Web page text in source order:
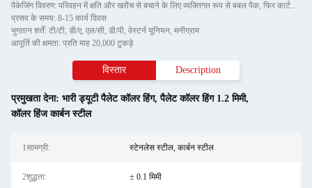
पैकेजिंग विवरण: परिवहन में क्षति और खरोंच से बचाने के लिए व्यक्तिगत रूप से बबल पैक, फिर कार्टन में
प्रसव के समय: 8-15 कार्य दिवस
भुगतान शर्तें: टी/टी, डी/ए, एल/सी, डी/पी, वेस्टर्न यूनियन, मनीग्राम
आपूर्ति की क्षमता: प्रति माह 20,000 टुकड़े
विस्तार Description
प्रमुखता देना: भारी ड्यूटी पैलेट कॉलर हिंग,पैलेट कॉलर हिंग 1.2 मिमी,
कॉलर हिंज कार्बन स्टील
1सामग्री: स्टेनलेस स्टील, कार्बन स्टील
2शुद्धता: ± 0.1 मिमी